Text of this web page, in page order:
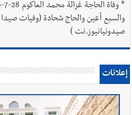
*
والسبع أعين والحاج شحادة (وفيات
صيدونيانيوز.نت )
إعلانات